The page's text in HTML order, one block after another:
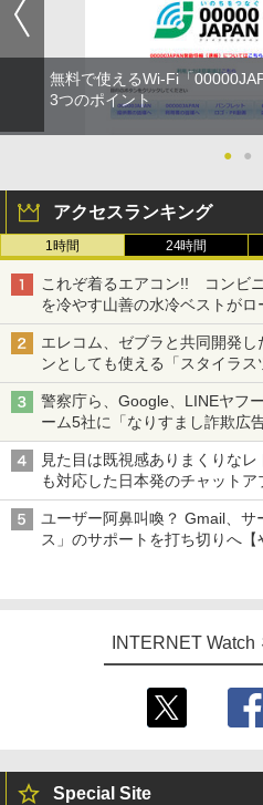
無料で使えるWi-Fi「
3つのポイント
● ●
アクセスランキング
1時間 24時間
これぞ着るエアコン!! コンビ
を冷やす山善の水冷ベストが
ち・ざ・ろーど！その14】【
エレコム、ゼブラと共同開発
ンとしても使える「スタイラ
も、持ち替えずに書き込める
警察庁ら、Google、LINEヤフ
ーム5社に「なりすまし詐欺広
真や映像を使った投資詐欺など
見た目は既視感ありまくりな
も対応した日本発のチャットア
ユーザー阿鼻叫喚？ Gmail、
ス」のサポートを打ち切りへ【
INTERNET Watch
Special Site